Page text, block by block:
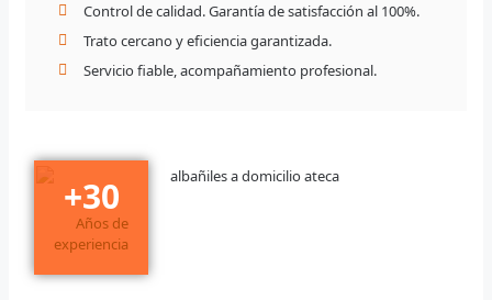
Control de calidad. Garantía de satisfacción al 100%.
Trato cercano y eficiencia garantizada.
Servicio fiable, acompañamiento profesional.
+30
Años de
experiencia